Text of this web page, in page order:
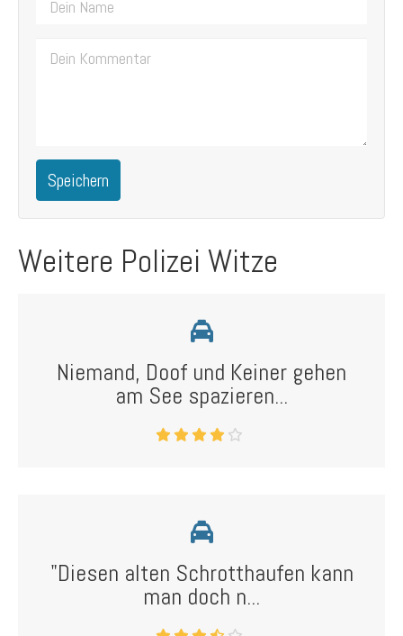
Speichern
Weitere Polizei Witze
Niemand, Doof und Keiner gehen
am See spazieren...
"Diesen alten Schrotthaufen kann
man doch n...